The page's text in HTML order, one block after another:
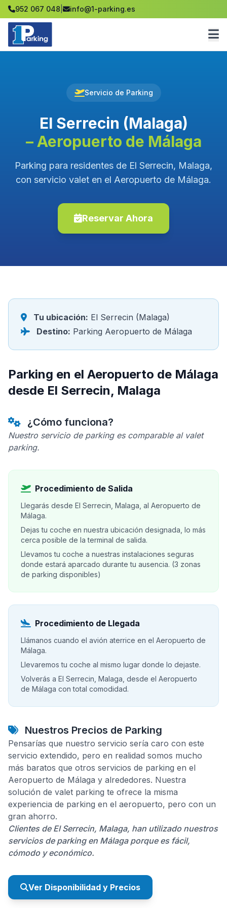
952 067 048 info@1-parking.es
Servicio de Parking
El Serrecin (Malaga)
– Aeropuerto de Málaga
Parking para residentes de El Serrecin, Malaga,
con servicio valet en el Aeropuerto de Málaga.
Reservar Ahora
Tu ubicación: El Serrecin (Malaga)
Destino: Parking Aeropuerto de Málaga
Parking en el Aeropuerto de Málaga
desde El Serrecin, Malaga
¿Cómo funciona?
Nuestro servicio de parking es comparable al valet
parking.
Procedimiento de Salida
Llegarás desde El Serrecin, Malaga, al Aeropuerto de
Málaga.
Dejas tu coche en nuestra ubicación designada, lo más
cerca posible de la terminal de salida.
Llevamos tu coche a nuestras instalaciones seguras
donde estará aparcado durante tu ausencia. (3 zonas
de parking disponibles)
Procedimiento de Llegada
Llámanos cuando el avión aterrice en el Aeropuerto de
Málaga.
Llevaremos tu coche al mismo lugar donde lo dejaste.
Volverás a El Serrecin, Malaga, desde el Aeropuerto
de Málaga con total comodidad.
Nuestros Precios de Parking
Pensarías que nuestro servicio sería caro con este
servicio extendido, pero en realidad somos mucho
más baratos que otros servicios de parking en el
Aeropuerto de Málaga y alrededores. Nuestra
solución de valet parking te ofrece la misma
experiencia de parking en el aeropuerto, pero con un
gran ahorro.
Clientes de El Serrecin, Malaga, han utilizado nuestros
servicios de parking en Málaga porque es fácil,
cómodo y económico.
Ver Disponibilidad y Precios